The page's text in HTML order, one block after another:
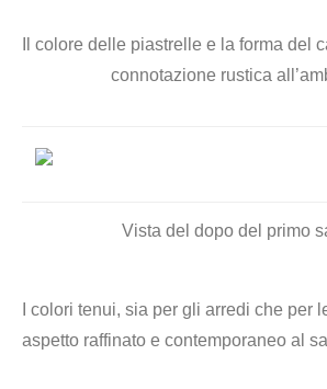
Il colore delle piastrelle e la forma del
connotazione rustica
Vista del dopo del primo
I colori tenui, sia per gli arredi che per
aspetto raffinato e contemporaneo al